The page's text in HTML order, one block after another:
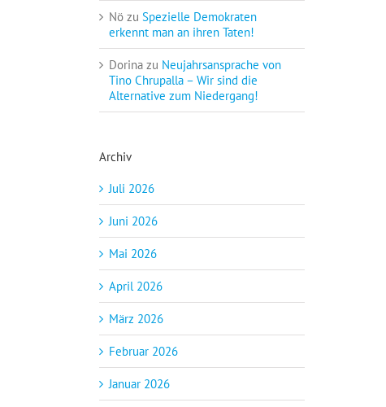
Nö zu Spezielle Demokraten
erkennt man an ihren Taten!
Dorina zu Neujahrsansprache von
Tino Chrupalla – Wir sind die
Alternative zum Niedergang!
Archiv
Juli 2026
Juni 2026
Mai 2026
April 2026
März 2026
Februar 2026
Januar 2026